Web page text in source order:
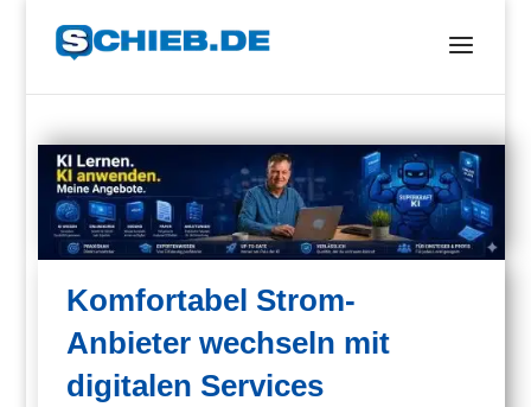
Komfortabel Strom-
Anbieter wechseln mit
digitalen Services